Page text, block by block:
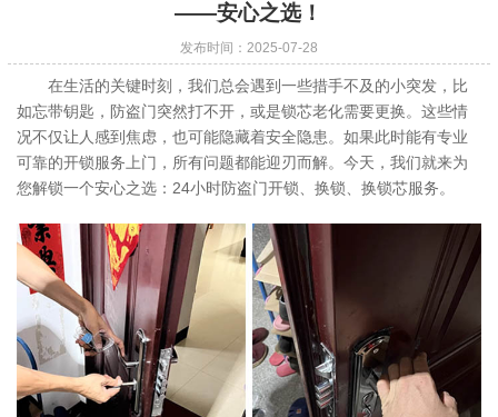
——安心之选！
发布时间：2025-07-28
在生活的关键时刻，我们总会遇到一些措手不及的小突发，比
如忘带钥匙，防盗门突然打不开，或是锁芯老化需要更换。这些情
况不仅让人感到焦虑，也可能隐藏着安全隐患。如果此时能有专业
可靠的开锁服务上门，所有问题都能迎刃而解。今天，我们就来为
您解锁一个安心之选：24小时防盗门开锁、换锁、换锁芯服务。